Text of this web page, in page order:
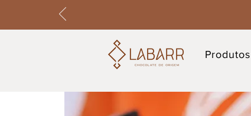
Produtos